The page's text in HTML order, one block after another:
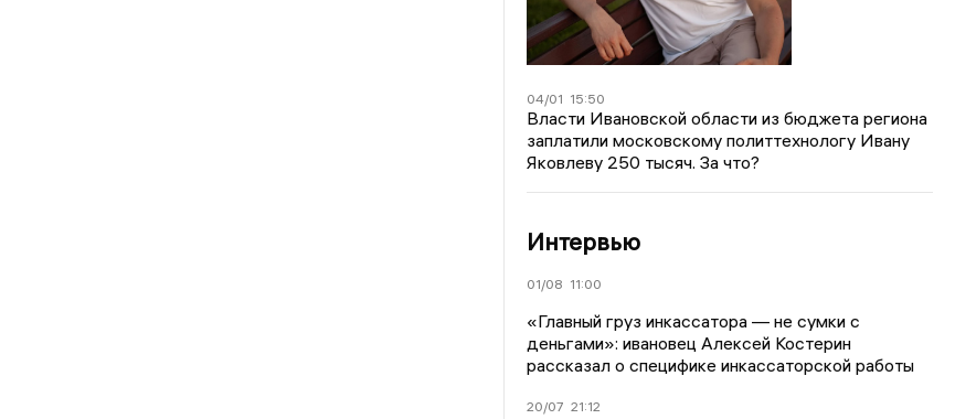
04/01 15:50
Власти Ивановской области из бюджета региона
заплатили московскому политтехнологу Ивану
Яковлеву 250 тысяч. За что?
Интервью
01/08 11:00
«Главный груз инкассатора — не сумки с
деньгами»: ивановец Алексей Костерин
рассказал о специфике инкассаторской работы
20/07 21:12